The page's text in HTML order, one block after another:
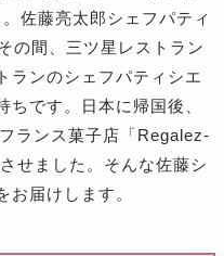
佐藤亮太郎シェフパティ
の間、三ツ星レストラン
ランのシェフパティシエ
ちです。日本に帰国後、
ランス菓子店「Regalez-
せました。そんな佐藤シ
お届けします。